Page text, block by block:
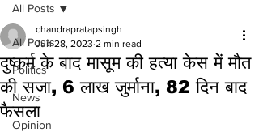
All Posts
Politics
News
Opinion
All Posts
दुष्कर्म के बाद मासूम की हत्या केस में मौत
की सजा, 6 लाख जुर्माना, 82 दिन बाद
फैसला
chandrapratapsingh
Jun 28, 2023 2 min read